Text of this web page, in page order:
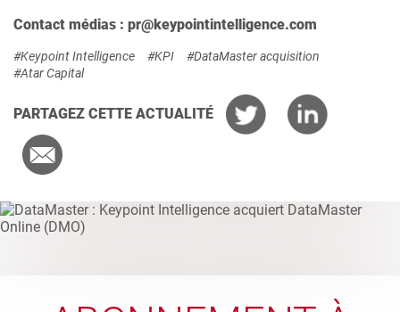
Contact médias : pr@keypointintelligence.com
#Keypoint Intelligence #KPI
#DataMaster acquisition
#Atar Capital
PARTAGEZ CETTE ACTUALITÉ